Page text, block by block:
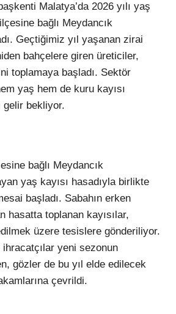
Malatya’da 2026 yılı yaş
bağlı Meydancık
Geçtiğimiz yıl yaşanan zirai
bahçelere giren üreticiler,
toplamaya başladı. Sektör
yaş hem de kuru kayısı
gelir bekliyor.
bağlı Meydancık
yaş kayısı hasadıyla birlikte
başladı. Sabahın erken
hasatta toplanan kayısılar,
üzere tesislere gönderiliyor.
yeni sezonun
gözler de bu yıl elde edilecek
çevrildi.